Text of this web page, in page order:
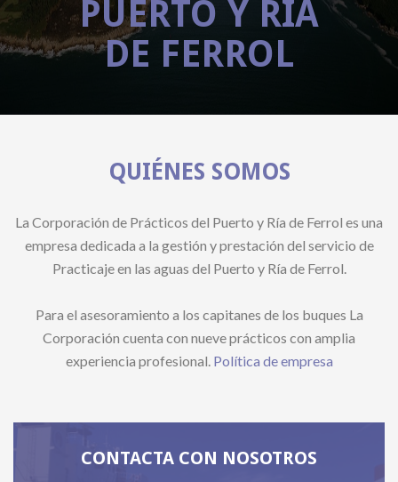
PUERTO Y RÍA
DE FERROL
QUIÉNES SOMOS
La Corporación de Prácticos del Puerto y Ría de Ferrol es una
empresa dedicada a la gestión y prestación del servicio de
Practicaje en las aguas del Puerto y Ría de Ferrol.
Para el asesoramiento a los capitanes de los buques La
Corporación cuenta con nueve prácticos con amplia
experiencia profesional. Política de empresa
CONTACTA CON NOSOTROS